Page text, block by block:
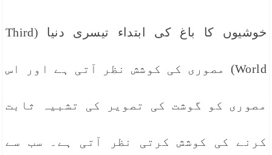
خوشیوں کا باغ کی ابتداء تیسری دنیا (Third
World) مصوری کی کوشش نظر آتی ہے اور اس
مصوری کو گوشت کی تصویر کی تشبیہ ثابت
کرنے کی کوشش کرتی نظر آتی ہے۔ سب سے